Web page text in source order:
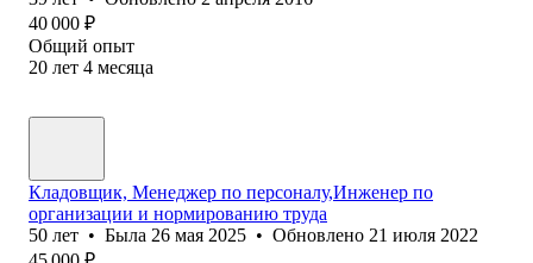
40 000 ₽
Общий опыт
20 лет 4 месяца
Кладовщик, Менеджер по персоналу,Инженер по
организации и нормированию труда
50 лет • Была 26 мая 2025 • Обновлено 21 июля 2022